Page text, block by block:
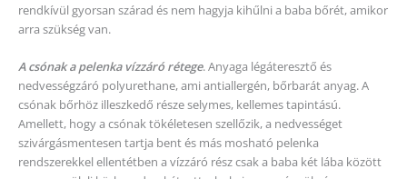
rendkívül gyorsan szárad és nem hagyja kihűlni a baba bőrét, amikor
arra szükség van.
A csónak a pelenka vízzáró rétege. Anyaga légáteresztő és
nedvességzáró polyurethane, ami antiallergén, bőrbarát anyag. A
csónak bőrhöz illeszkedő része selymes, kellemes tapintású.
Amellett, hogy a csónak tökéletesen szellőzik, a nedvességet
szivárgásmentesen tartja bent és más mosható pelenka
rendszerekkel ellentétben a vízzáró rész csak a baba két lába között